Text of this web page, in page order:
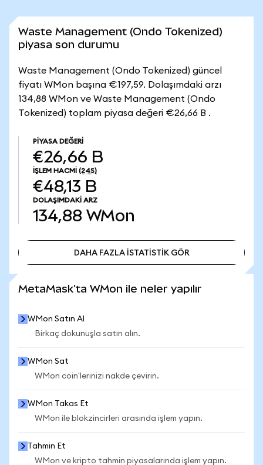
Waste Management (Ondo Tokenized)
piyasa son durumu
Waste Management (Ondo Tokenized) güncel
fiyatı WMon başına €197,59. Dolaşımdaki arzı
134,88 WMon ve Waste Management (Ondo
Tokenized) toplam piyasa değeri €26,66 B .
PIYASA DEĞERI
€26,66 B
İŞLEM HACMI (24S)
€48,13 B
DOLAŞIMDAKI ARZ
134,88 WMon
DAHA FAZLA İSTATİSTİK GÖR
MetaMask'ta WMon ile neler yapılır
WMon Satın Al
Birkaç dokunuşla satın alın.
WMon Sat
WMon coin'lerinizi nakde çevirin.
WMon Takas Et
WMon ile blokzincirleri arasında işlem yapın.
Tahmin Et
WMon ve kripto tahmin piyasalarında işlem yapın.